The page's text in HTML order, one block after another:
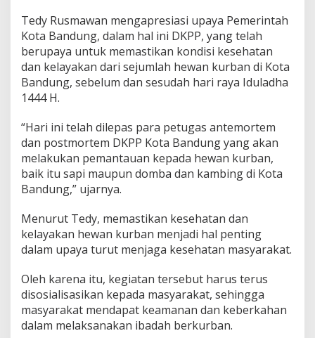
Tedy Rusmawan mengapresiasi upaya Pemerintah
Kota Bandung, dalam hal ini DKPP, yang telah
berupaya untuk memastikan kondisi kesehatan
dan kelayakan dari sejumlah hewan kurban di Kota
Bandung, sebelum dan sesudah hari raya Iduladha
1444 H.
“Hari ini telah dilepas para petugas antemortem
dan postmortem DKPP Kota Bandung yang akan
melakukan pemantauan kepada hewan kurban,
baik itu sapi maupun domba dan kambing di Kota
Bandung,” ujarnya.
Menurut Tedy, memastikan kesehatan dan
kelayakan hewan kurban menjadi hal penting
dalam upaya turut menjaga kesehatan masyarakat.
Oleh karena itu, kegiatan tersebut harus terus
disosialisasikan kepada masyarakat, sehingga
masyarakat mendapat keamanan dan keberkahan
dalam melaksanakan ibadah berkurban.